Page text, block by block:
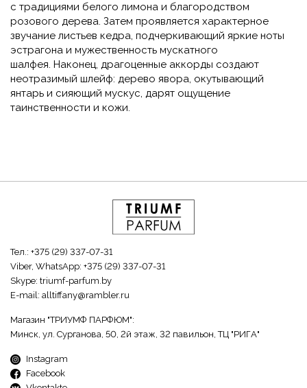
с традициями белого лимона и благородством
розового дерева. Затем проявляется характерное
звучание листьев кедра, подчеркивающий яркие ноты
эстрагона и мужественность мускатного
шалфея. Наконец, драгоценные аккорды создают
неотразимый шлейф: дерево явора, окутывающий
янтарь и сияющий мускус, дарят ощущение
таинственности и кожи.
Тел.: +375 (29) 337-07-31
Viber, WhatsApp: +375 (29) 337-07-31
Skype: triumf-parfum.by
E-mail: alltiffany@rambler.ru
Магазин "ТРИУМФ ПАРФЮМ":
Минск, ул. Сурганова, 50, 2й этаж, 32 павильон, ТЦ "РИГА"
Instagram
Facebook